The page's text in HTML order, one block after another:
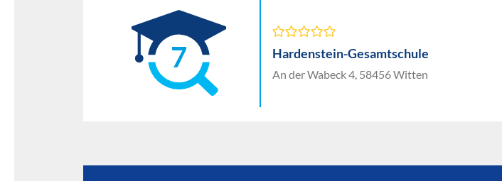
7 Hardenstein-Gesamtschule
An der Wabeck 4, 58456 Witten